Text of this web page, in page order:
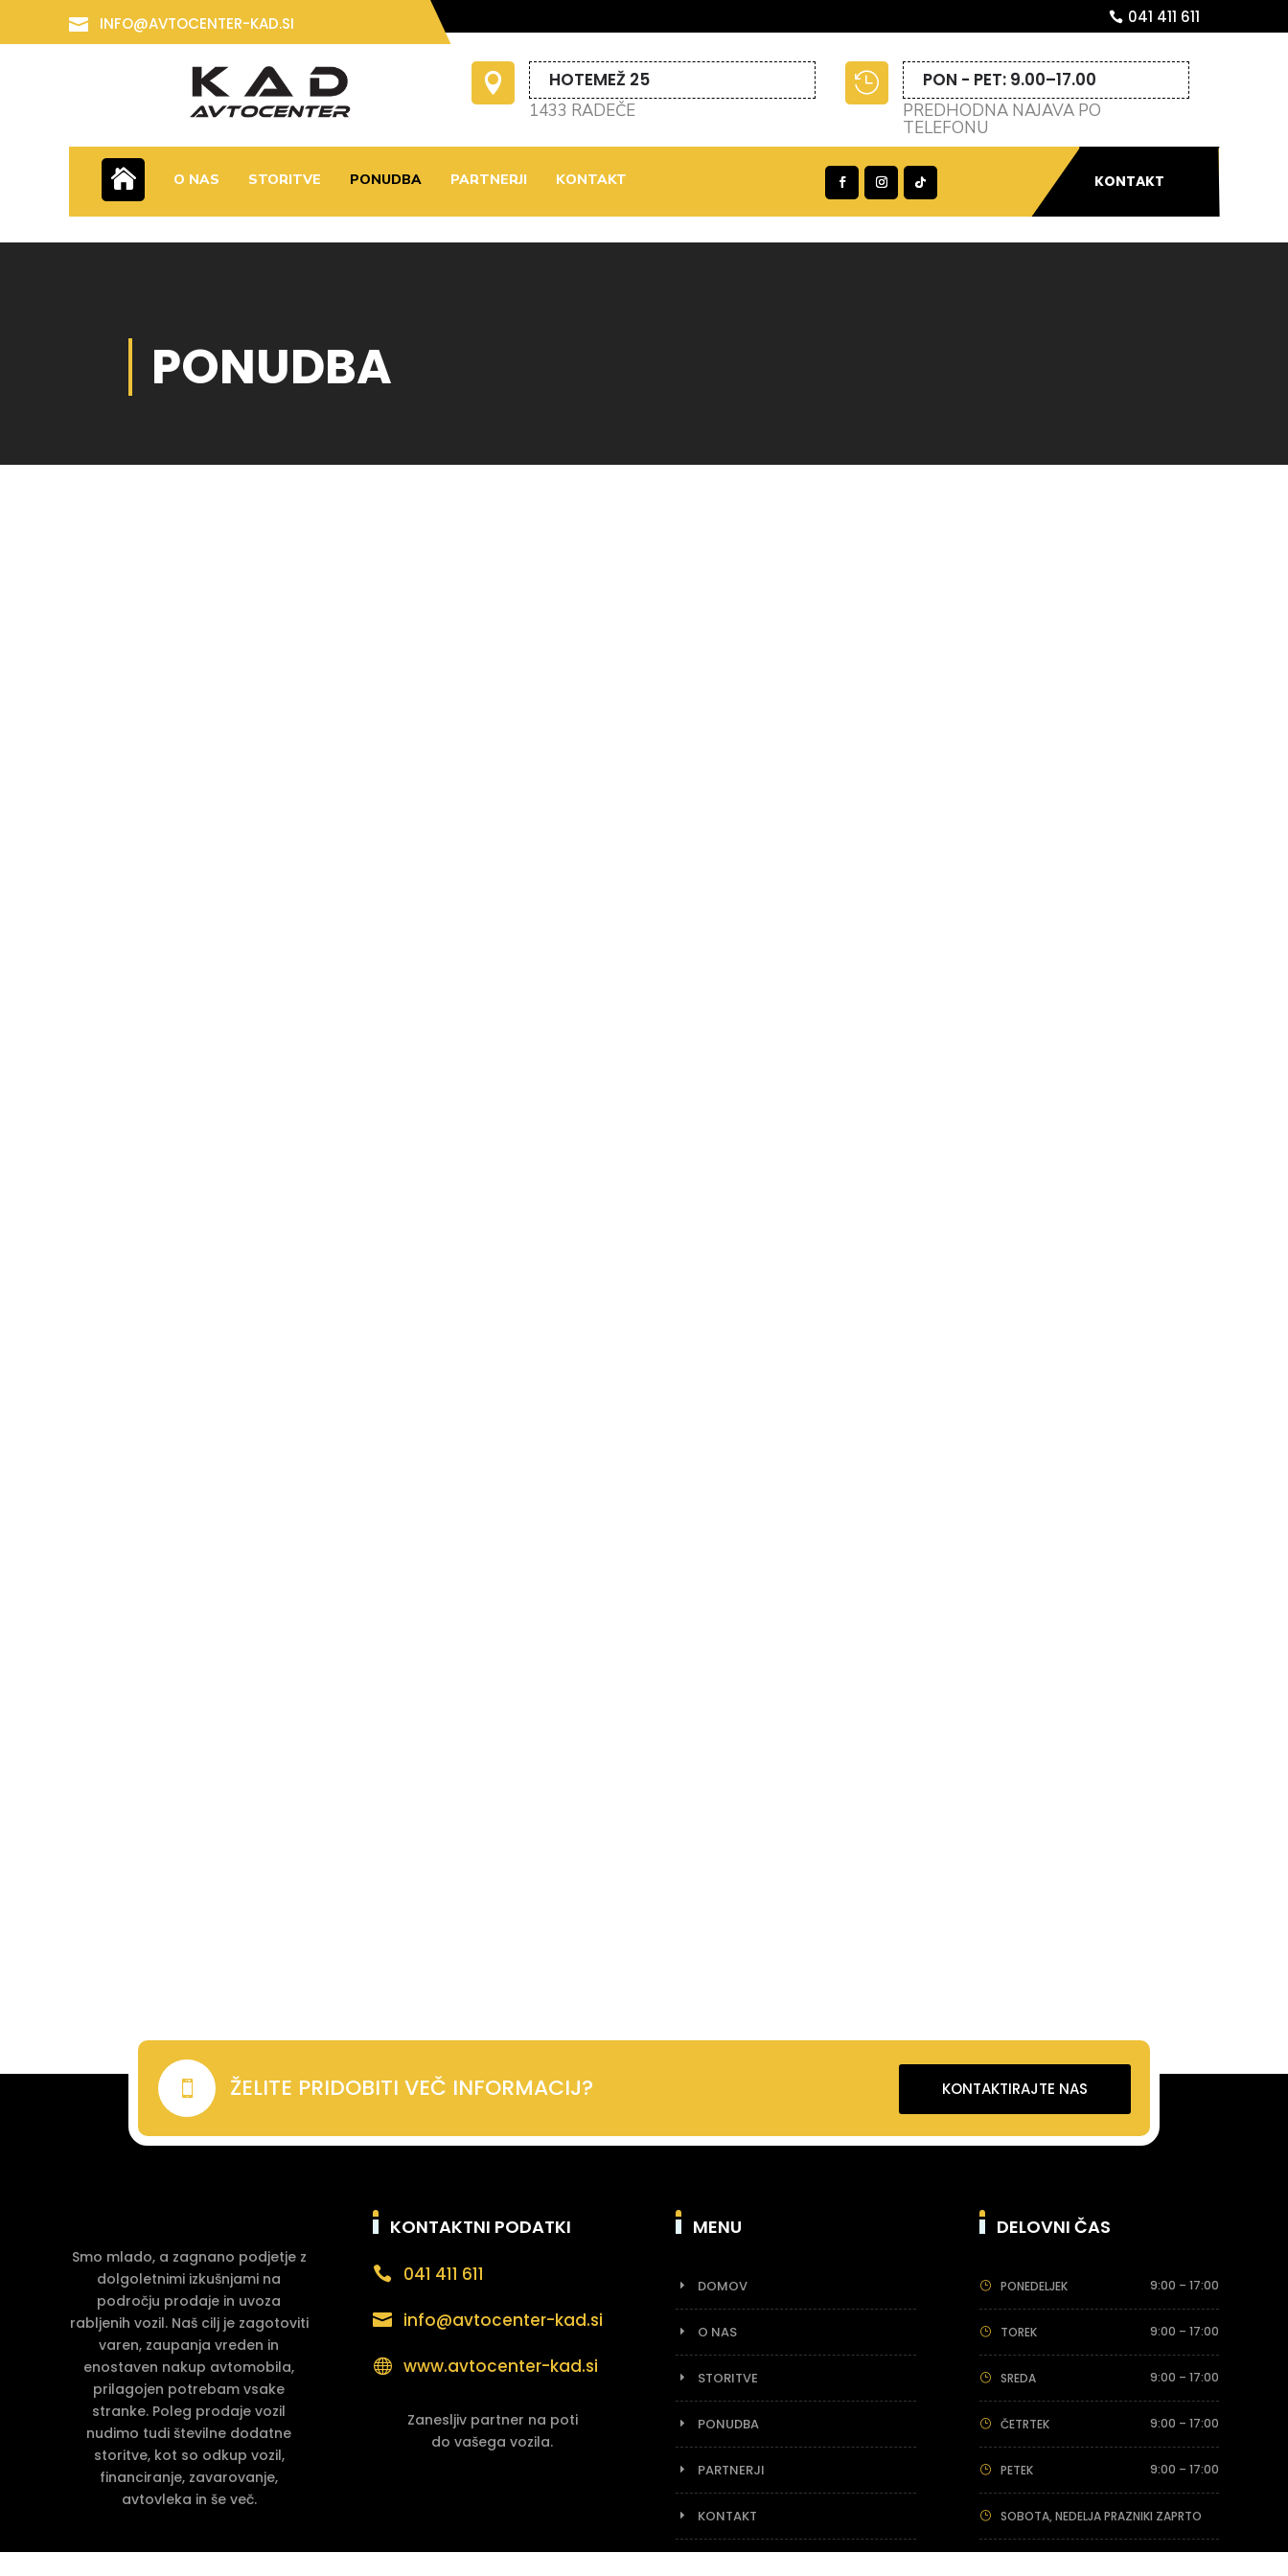
 INFO@AVTOCENTER-KAD.SI 041 411 611
 HOTEMEŽ 25
1433 RADEČE
 PON - PET: 9.00–17.00
PREDHODNA NAJAVA PO
TELEFONU
O NAS STORITVE PONUDBA PARTNERJI KONTAKT KONTAKT
PONUDBA
 ŽELITE PRIDOBITI VEČ INFORMACIJ? KONTAKTIRAJTE NAS
Smo mlado, a zagnano podjetje z
dolgoletnimi izkušnjami na
področju prodaje in uvoza
rabljenih vozil. Naš cilj je zagotoviti
varen, zaupanja vreden in
enostaven nakup avtomobila,
prilagojen potrebam vsake
stranke. Poleg prodaje vozil
nudimo tudi številne dodatne
storitve, kot so odkup vozil,
financiranje, zavarovanje,
avtovleka in še več.
KONTAKTNI PODATKI
 041 411 611
 info@avtocenter-kad.si
 www.avtocenter-kad.si
Zanesljiv partner na poti
do vašega vozila.
MENU
DOMOV
O NAS
STORITVE
PONUDBA
PARTNERJI
KONTAKT
DELOVNI ČAS
PONEDELJEK 9:00 – 17:00
TOREK 9:00 – 17:00
SREDA 9:00 – 17:00
ČETRTEK 9:00 – 17:00
PETEK 9:00 – 17:00
SOBOTA, NEDELJA PRAZNIKI ZAPRTO